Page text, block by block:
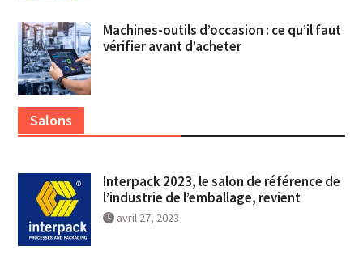
Machines-outils d’occasion : ce qu’il faut
vérifier avant d’acheter
Salons
Interpack 2023, le salon de référence de
l’industrie de l’emballage, revient
avril 27, 2023